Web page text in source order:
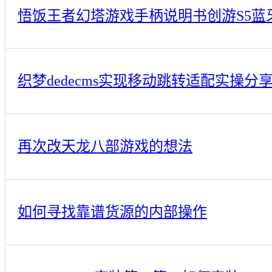
悟饭王者幻塔游戏手柄说明书创游S5蓝
织梦dedecms实现移动跳转适配实操分享
再次改天龙八部游戏的想法
如何寻找靠谱货源的内部操作